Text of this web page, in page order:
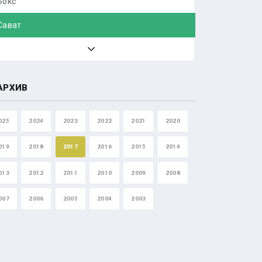
2024 2023 2022 2021 2020
2018 2017 2016 2015 2014
2012 2011 2010 2009 2008
2006 2005 2004 2003